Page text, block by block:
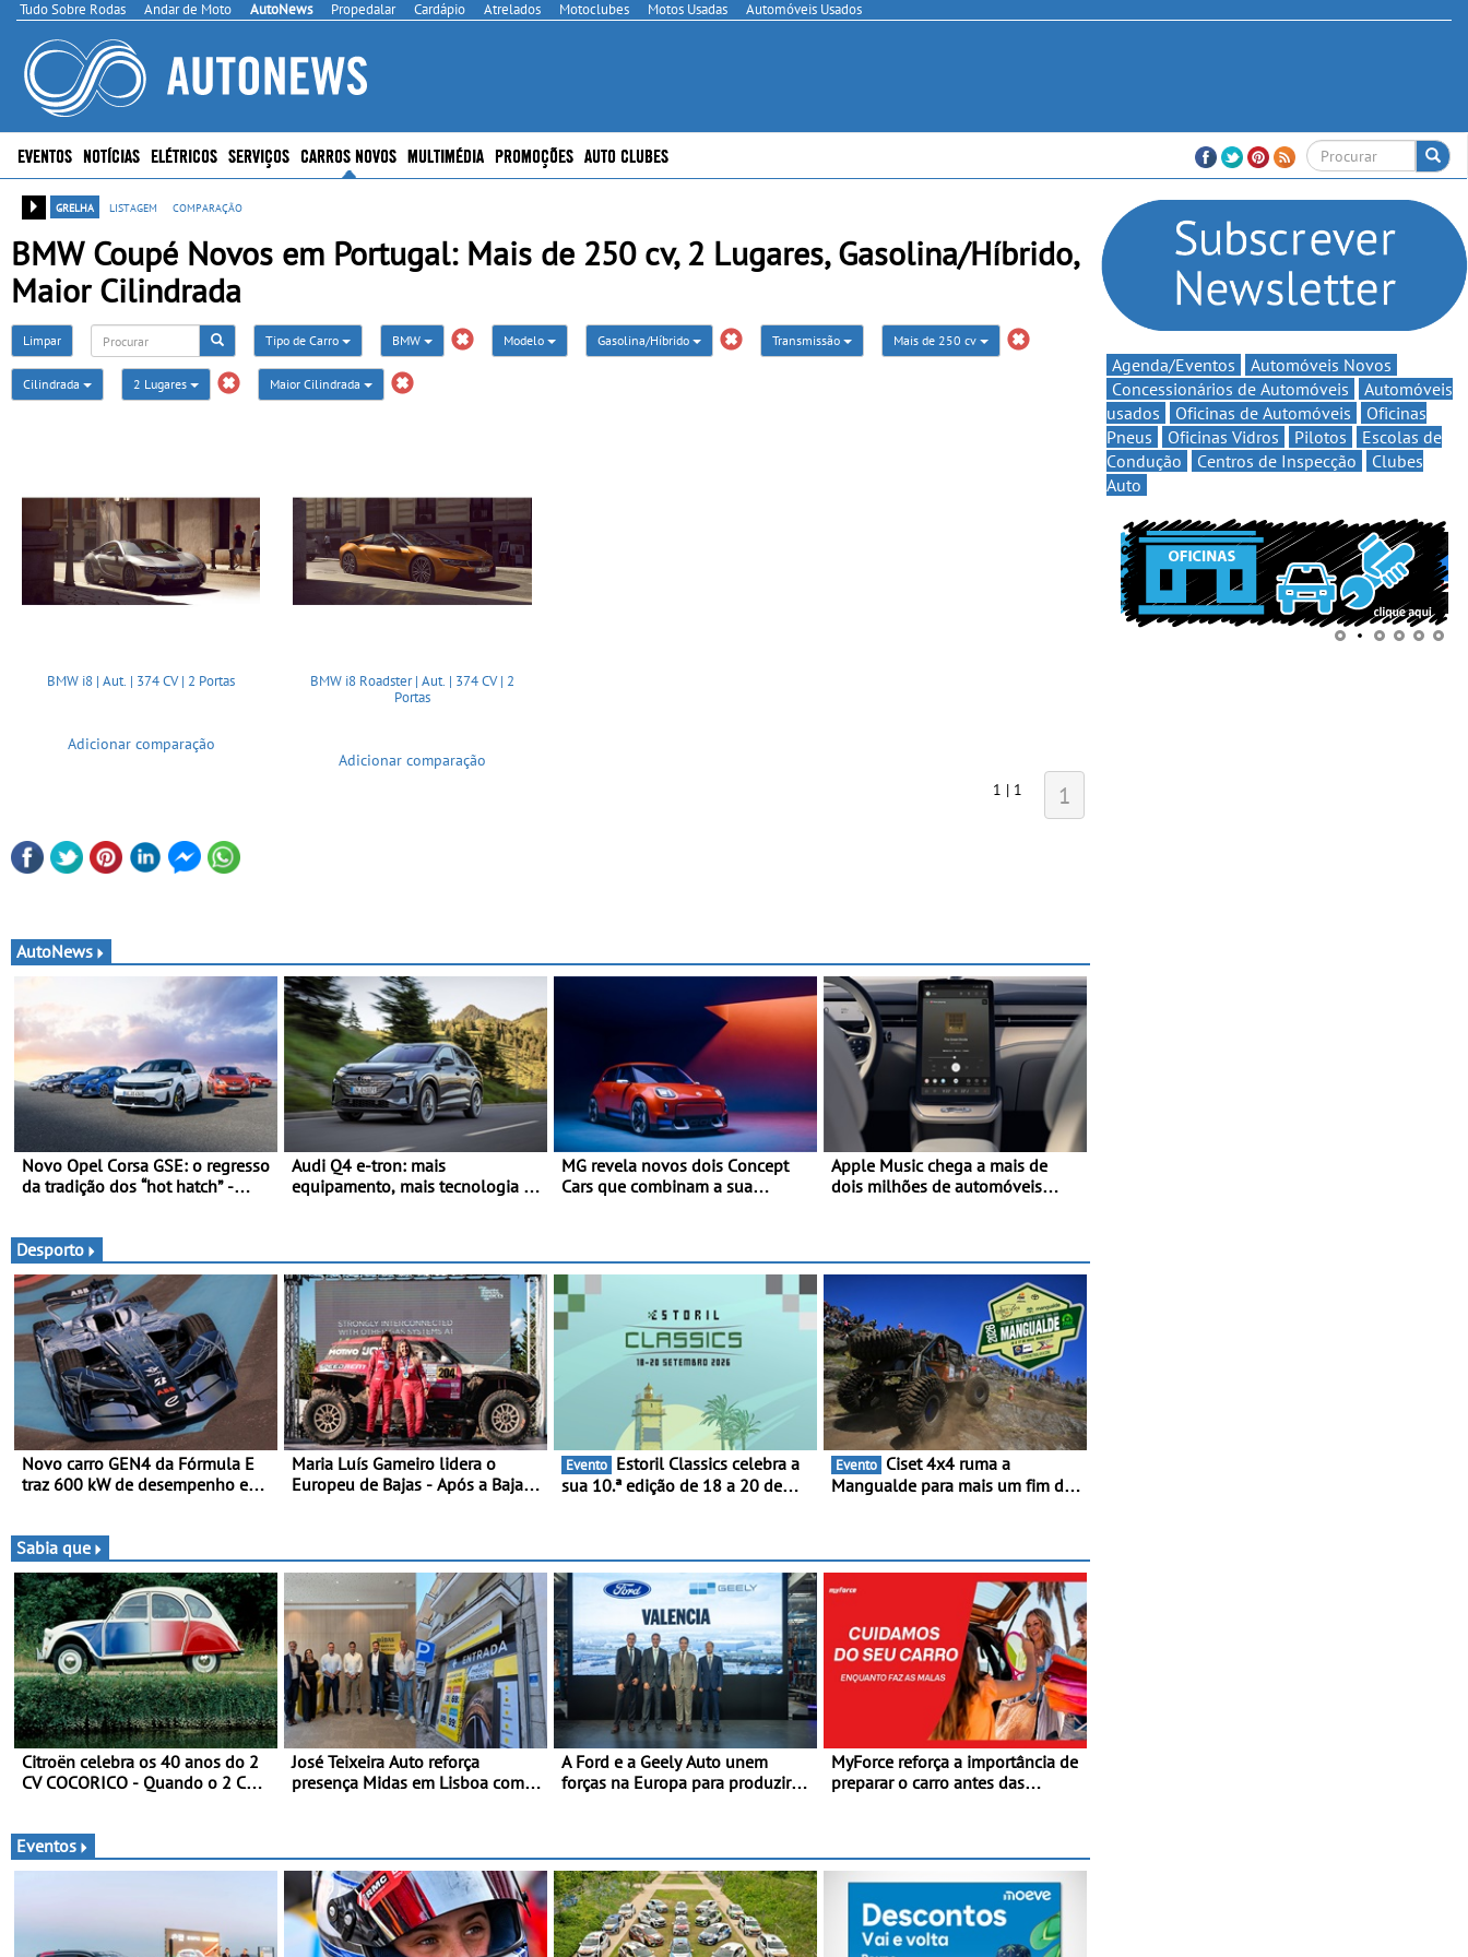
Tudo Sobre Rodas Andar de Moto AutoNews Propedalar Cardápio Atrelados Motoclubes Motos Usadas Automóveis Usados
EVENTOS NOTÍCIAS ELÉTRICOS SERVIÇOS CARROS NOVOS MULTIMÉDIA PROMOÇÕES AUTO CLUBES
grelha listagem comparação
BMW Coupé Novos em Portugal: Mais de 250 cv, 2 Lugares, Gasolina/Híbrido,
Maior Cilindrada
Limpar Tipo de Carro BMW Modelo Gasolina/Híbrido Transmissão Mais de 250 cv
Cilindrada 2 Lugares Maior Cilindrada
BMW i8 | Aut. | 374 CV | 2 Portas
Adicionar comparação
BMW i8 Roadster | Aut. | 374 CV | 2
Portas
Adicionar comparação
1 | 1
1
AutoNews
Novo Opel Corsa GSE: o regresso
da tradição dos “hot hatch” -
km/h em 5,5 segundos
Audi Q4 e-tron: mais
equipamento, mais tecnologia e
carregamento mais rápido
MG revela novos dois Concept
Cars que combinam a sua
2026
Apple Music chega a mais de
dois milhões de automóveis
Desporto
Novo carro GEN4 da Fórmula E
traz 600 kW de desempenho e
da Nissan - São 600 kW (816 cv)
e acelera dos 0 aos 100 km/h em
1,8 segundos
Maria Luís Gameiro lidera o
Europeu de Bajas - Após a Baja
Evento
sua 10.ª edição de 18 a 20 de
Evento
Mangualde para mais um fim de
Sabia que
Citroën celebra os 40 anos do 2
CV COCORICO - Quando o 2 CV
José Teixeira Auto reforça
presença Midas em Lisboa com
A Ford e a Geely Auto unem
forças na Europa para produzir
MyForce reforça a importância de
preparar o carro antes das
Eventos
Agenda/Eventos
Automóveis Novos
Concessionários de Automóveis
Automóveis
usados
Oficinas de Automóveis
Oficinas
Pneus
Oficinas Vidros Pilotos
Escolas de
Condução
Centros de Inspecção
Clubes
Auto